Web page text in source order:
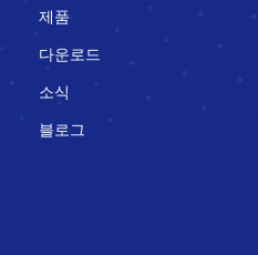
제품
다운로드
소식
블로그